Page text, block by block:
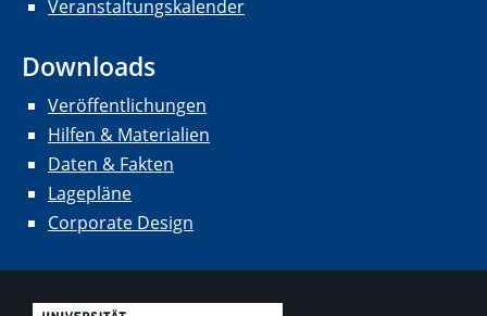
Veranstaltungskalender
Downloads
Veröffentlichungen
Hilfen & Materialien
Daten & Fakten
Lagepläne
Corporate Design